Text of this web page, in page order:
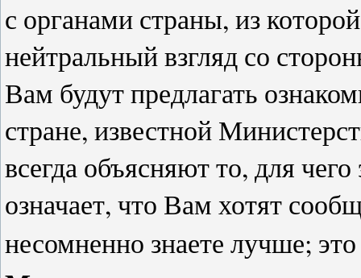
с органами страны, из
нейтральный взгляд со
Вам будут предлагать
стране, известной
всегда объясняют то, для
означает, что Вам хотят
несомненно знаете лучше;